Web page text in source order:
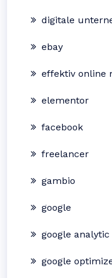
digitale
ebay
effektiv online
elementor
facebook
freelancer
gambio
google
google analytic
google